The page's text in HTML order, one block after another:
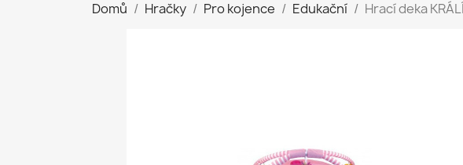
Domů Hračky Pro kojence Edukační Hrací deka